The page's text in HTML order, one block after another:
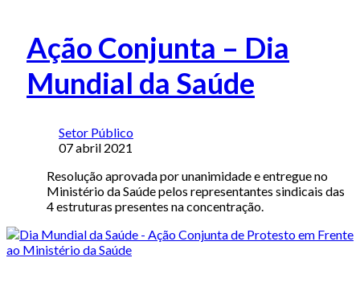
Ação Conjunta – Dia
Mundial da Saúde
Setor Público
07 abril 2021
Resolução aprovada por unanimidade e entregue no
Ministério da Saúde pelos representantes sindicais das
4 estruturas presentes na concentração.